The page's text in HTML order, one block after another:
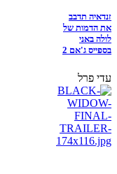
זנדאיה תדבב
את הדמות של
לולה באני
בספייס ג'אם 2
עדי פרל